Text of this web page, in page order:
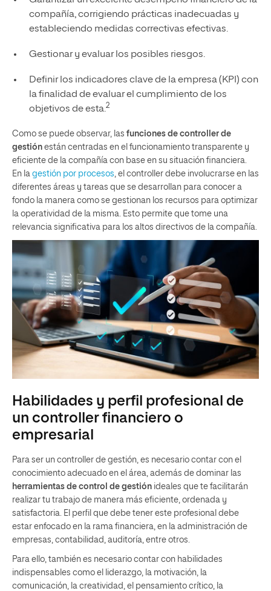
compañía, corrigiendo prácticas inadecuadas y
estableciendo medidas correctivas efectivas.
Gestionar y evaluar los posibles riesgos.
Definir los indicadores clave de la empresa (KPI) con
la finalidad de evaluar el cumplimiento de los
objetivos de esta.2
Como se puede observar, las funciones de controller de
gestión están centradas en el funcionamiento transparente y
eficiente de la compañía con base en su situación financiera.
En la gestión por procesos , el controller debe involucrarse en las
diferentes áreas y tareas que se desarrollan para conocer a
fondo la manera como se gestionan los recursos para optimizar
la operatividad de la misma. Esto permite que tome una
relevancia significativa para los altos directivos de la compañía.
Habilidades y perfil profesional de
un controller financiero o
empresarial
Para ser un controller de gestión, es necesario contar con el
conocimiento adecuado en el área, además de dominar las
herramientas de control de gestión ideales que te facilitarán
realizar tu trabajo de manera más eficiente, ordenada y
satisfactoria. El perfil que debe tener este profesional debe
estar enfocado en la rama financiera, en la administración de
empresas, contabilidad, auditoría, entre otros.
Para ello, también es necesario contar con habilidades
indispensables como el liderazgo, la motivación, la
comunicación, la creatividad, el pensamiento crítico, la